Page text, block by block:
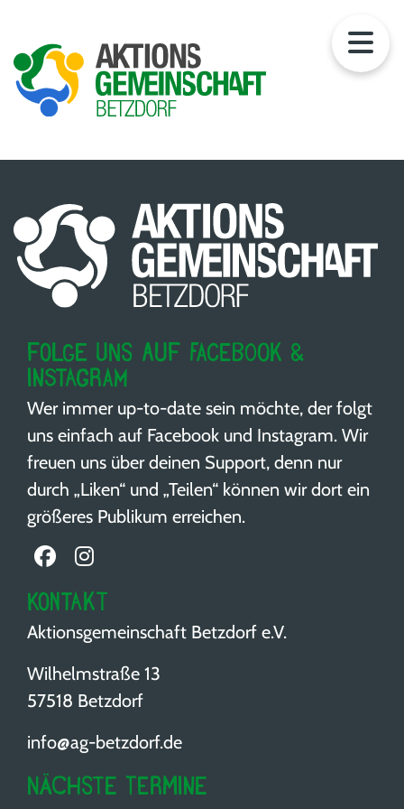
Folge uns auf Facebook &
Instagram
Wer immer up-to-date sein möchte, der folgt
uns einfach auf Facebook und Instagram. Wir
freuen uns über deinen Support, denn nur
durch „Liken“ und „Teilen“ können wir dort ein
größeres Publikum erreichen.
Kontakt
Aktionsgemeinschaft Betzdorf e.V.
Wilhelmstraße 13
57518 Betzdorf
info@ag-betzdorf.de
Nächste Termine